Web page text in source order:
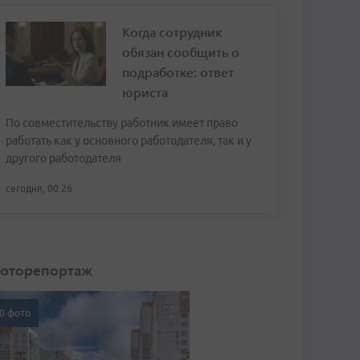
Когда сотрудник
обязан сообщить о
подработке: ответ
юриста
По совместительству работник имеет право
работать как у основного работодателя, так и у
другого работодателя
сегодня, 00:26
фото